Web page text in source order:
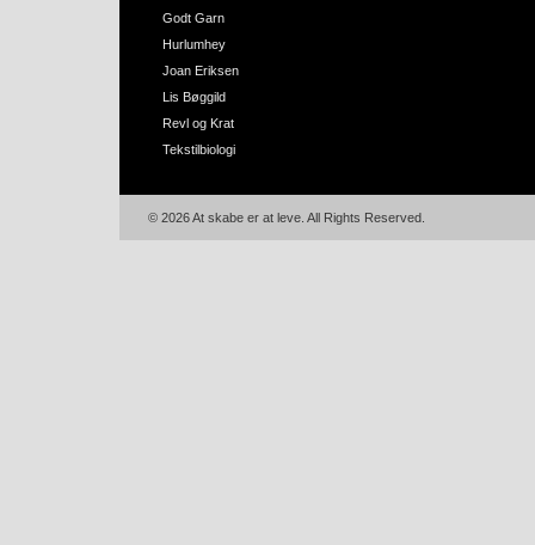
Godt Garn
Hurlumhey
Joan Eriksen
Lis Bøggild
Revl og Krat
Tekstilbiologi
© 2026 At skabe er at leve. All Rights Reserved.